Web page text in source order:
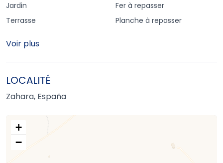
Jardin
Terrasse
Fer à repasser
Planche à repasser
Voir plus
LOCALITÉ
Zahara, España
+
−